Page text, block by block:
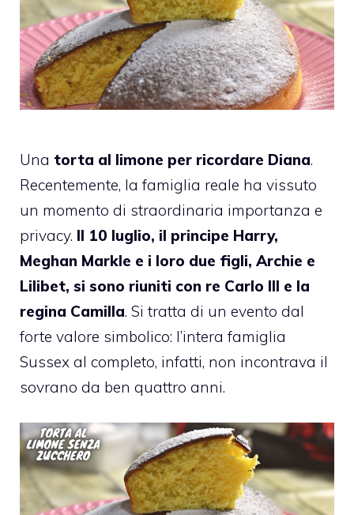
Una torta al limone per ricordare Diana.
Recentemente, la famiglia reale ha vissuto
un momento di straordinaria importanza e
privacy. Il 10 luglio, il principe Harry,
Meghan Markle e i loro due figli, Archie e
Lilibet, si sono riuniti con re Carlo III e la
regina Camilla. Si tratta di un evento dal
forte valore simbolico: l’intera famiglia
Sussex al completo, infatti, non incontrava il
sovrano da ben quattro anni.